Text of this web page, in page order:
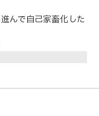
んで自己家畜化した